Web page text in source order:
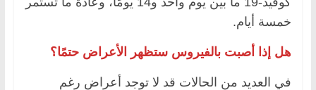
خمسة أيام.
هل إذا أصبت بالفيروس ستظهر الأعراض حتمًا؟
في العديد من الحالات قد لا توجد أعراض رغم